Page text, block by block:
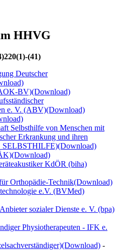
HHVG
(41)
Deutscher
BV)(Download)
e. V. (ABV)(Download)
Selbsthilfe von Menschen mit
Erkrankung und ihren
SELBSTHILFE)(Download)
(Download)
KdÖR (biha)
Orthopädie-Technik(Download)
e.V. (BVMed)
sozialer Dienste e. V. (bpa)
Physiotherapeuten - IFK e.
(Download) -